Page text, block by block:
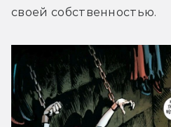
своей собственностью.